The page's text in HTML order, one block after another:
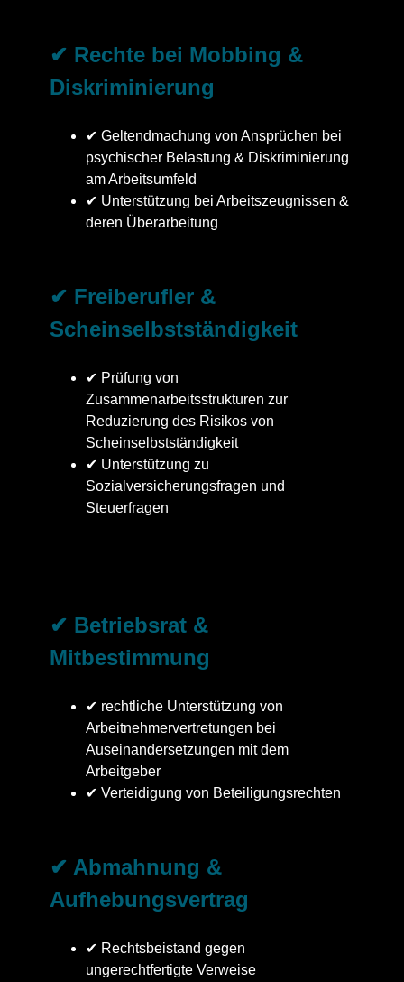
✔ Rechte bei Mobbing &
Diskriminierung
✔ Geltendmachung von Ansprüchen bei
psychischer Belastung & Diskriminierung
am Arbeitsumfeld
✔ Unterstützung bei Arbeitszeugnissen &
deren Überarbeitung
✔ Freiberufler &
Scheinselbstständigkeit
✔ Prüfung von
Zusammenarbeitsstrukturen zur
Reduzierung des Risikos von
Scheinselbstständigkeit
✔ Unterstützung zu
Sozialversicherungsfragen und
Steuerfragen
✔ Betriebsrat &
Mitbestimmung
✔ rechtliche Unterstützung von
Arbeitnehmervertretungen bei
Auseinandersetzungen mit dem
Arbeitgeber
✔ Verteidigung von Beteiligungsrechten
✔ Abmahnung &
Aufhebungsvertrag
✔ Rechtsbeistand gegen
ungerechtfertigte Verweise